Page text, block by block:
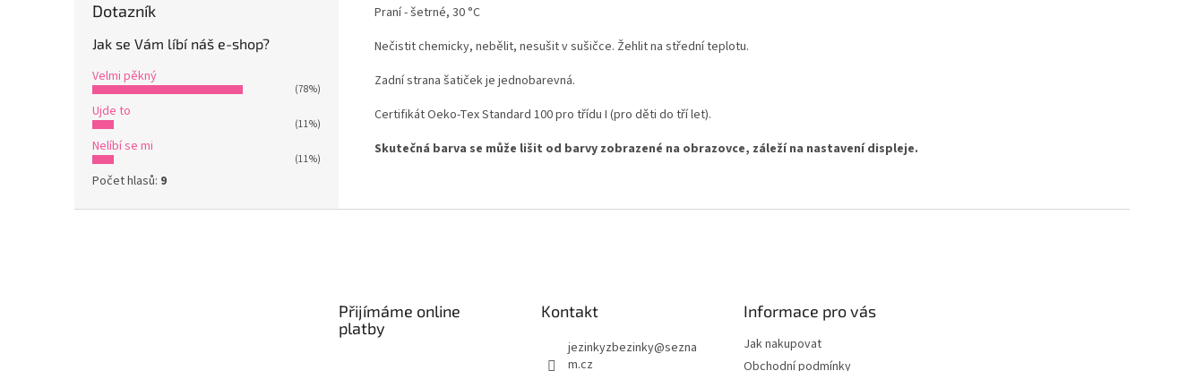
Dotazník
Jak se Vám líbí náš e-shop?
Velmi pěkný
(78%)
Ujde to
(11%)
Nelíbí se mi
(11%)
Počet hlasů: 9
Praní - šetrné, 30 °C
Nečistit chemicky, nebělit, nesušit v sušičce. Žehlit na střední teplotu.
Zadní strana šatiček je jednobarevná.
Certifikát Oeko-Tex Standard 100 pro třídu I (pro děti do tří let).
Skutečná barva se může lišit od barvy zobrazené na obrazovce, záleží na nastavení displeje.
Přijímáme online
platby
Kontakt
jezinkyzbezinky@sezna
m.cz
Informace pro vás
Jak nakupovat
Obchodní podmínky